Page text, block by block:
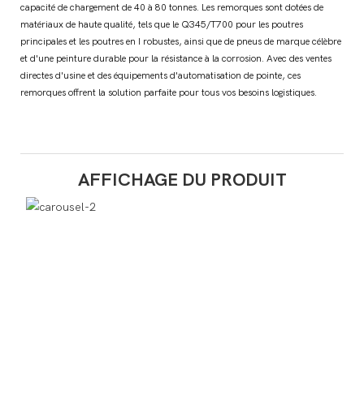
capacité de chargement de 40 à 80 tonnes. Les remorques sont dotées de
matériaux de haute qualité, tels que le Q345/T700 pour les poutres
principales et les poutres en I robustes, ainsi que de pneus de marque célèbre
et d'une peinture durable pour la résistance à la corrosion. Avec des ventes
directes d'usine et des équipements d'automatisation de pointe, ces
remorques offrent la solution parfaite pour tous vos besoins logistiques.
AFFICHAGE DU PRODUIT